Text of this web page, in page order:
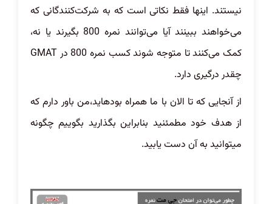
نیستند. اینها فقط نکاتی است که به شرکت‌کنندگانی که
می‌خواهند ببینند آیا می‌توانند نمره 800 بگیرند یا نه،
کمک می‌کنند تا متوجه شوند کسب نمره 800 در GMAT
چقدر درگیری دارد.
از آنجایی که تا الان با ما همراه بودهاید،من باور دارم که
از هدف خود مطمئنید بنابراین بگذارید بگوییم چگونه
میتوانید به آن دست یابید.